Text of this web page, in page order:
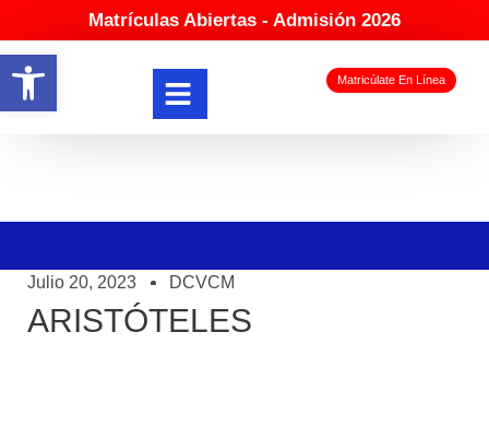
Abrir barra de herramientas
Matrículas Abiertas - Admisión 2026
Matricúlate En Línea
Julio 20, 2023 DCVCM
ARISTÓTELES